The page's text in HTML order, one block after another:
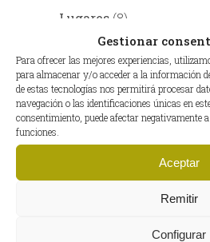
Gestionar
Para ofrecer las mejores experiencias,
para almacenar y/o acceder a la información
de estas tecnologías nos permitirá procesar
navegación o las identificaciones únicas en
consentimiento, puede afectar negativamente
funciones.
Aceptar
Remitir
Configurar
Lugares (8)
motoGP(2)
Planes(13)
Recetas(10)
Salud(6)
ENTRADAS